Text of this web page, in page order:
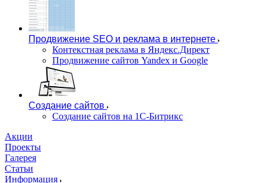
Продвижение SEO и реклама в интернете
Контекстная реклама в Яндекс.Директ
Продвижение сайтов Yandex и Google
Создание сайтов
Создание сайтов на 1С-Битрикс
Акции
Проекты
Галерея
Статьи
Информация